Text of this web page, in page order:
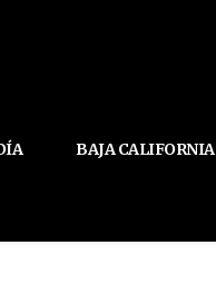
BAJA CALIFORNIA